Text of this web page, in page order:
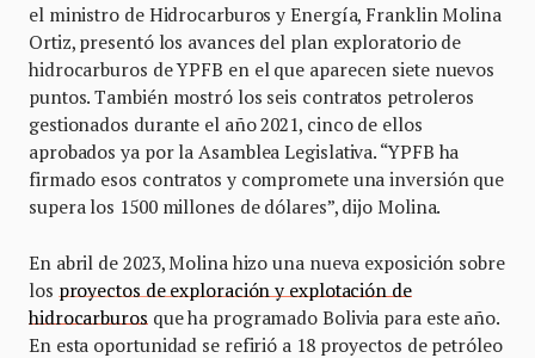
el ministro de Hidrocarburos y Energía, Franklin Molina
Ortiz, presentó los avances del plan exploratorio de
hidrocarburos de YPFB en el que aparecen siete nuevos
puntos. También mostró los seis contratos petroleros
gestionados durante el año 2021, cinco de ellos
aprobados ya por la Asamblea Legislativa. “YPFB ha
firmado esos contratos y compromete una inversión que
supera los 1500 millones de dólares”, dijo Molina.
En abril de 2023, Molina hizo una nueva exposición sobre
los proyectos de exploración y explotación de
hidrocarburos que ha programado Bolivia para este año.
En esta oportunidad se refirió a 18 proyectos de petróleo